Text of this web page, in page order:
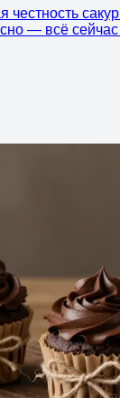
— всё сейчас